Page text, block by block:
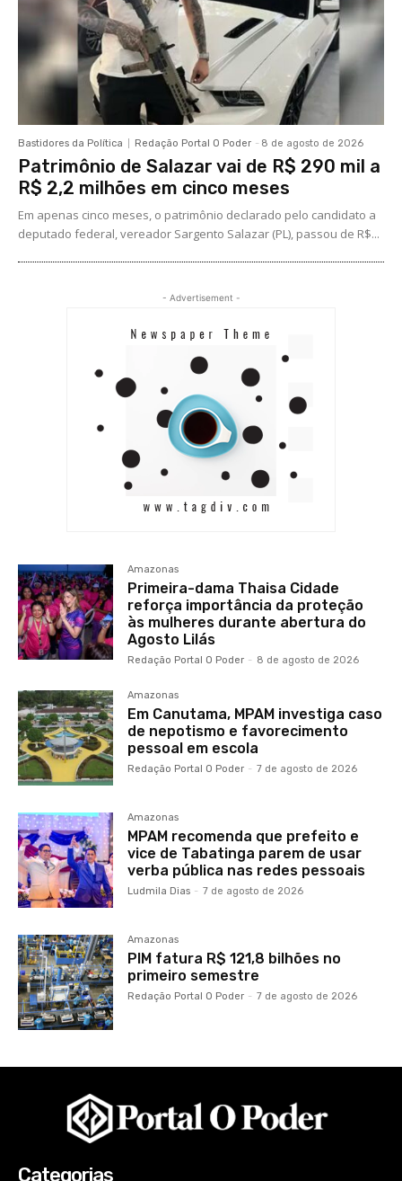
Bastidores da Política Redação Portal O Poder - 8 de agosto de 2026
Patrimônio de Salazar vai de R$ 290 mil a
R$ 2,2 milhões em cinco meses
Em apenas cinco meses, o patrimônio declarado pelo candidato a
deputado federal, vereador Sargento Salazar (PL), passou de R$...
- Advertisement -
Amazonas
Primeira-dama Thaisa Cidade
reforça importância da proteção
às mulheres durante abertura do
Agosto Lilás
Redação Portal O Poder - 8 de agosto de 2026
Amazonas
Em Canutama, MPAM investiga caso
de nepotismo e favorecimento
pessoal em escola
Redação Portal O Poder - 7 de agosto de 2026
Amazonas
MPAM recomenda que prefeito e
vice de Tabatinga parem de usar
verba pública nas redes pessoais
Ludmila Dias - 7 de agosto de 2026
Amazonas
PIM fatura R$ 121,8 bilhões no
primeiro semestre
Redação Portal O Poder - 7 de agosto de 2026
Categorias